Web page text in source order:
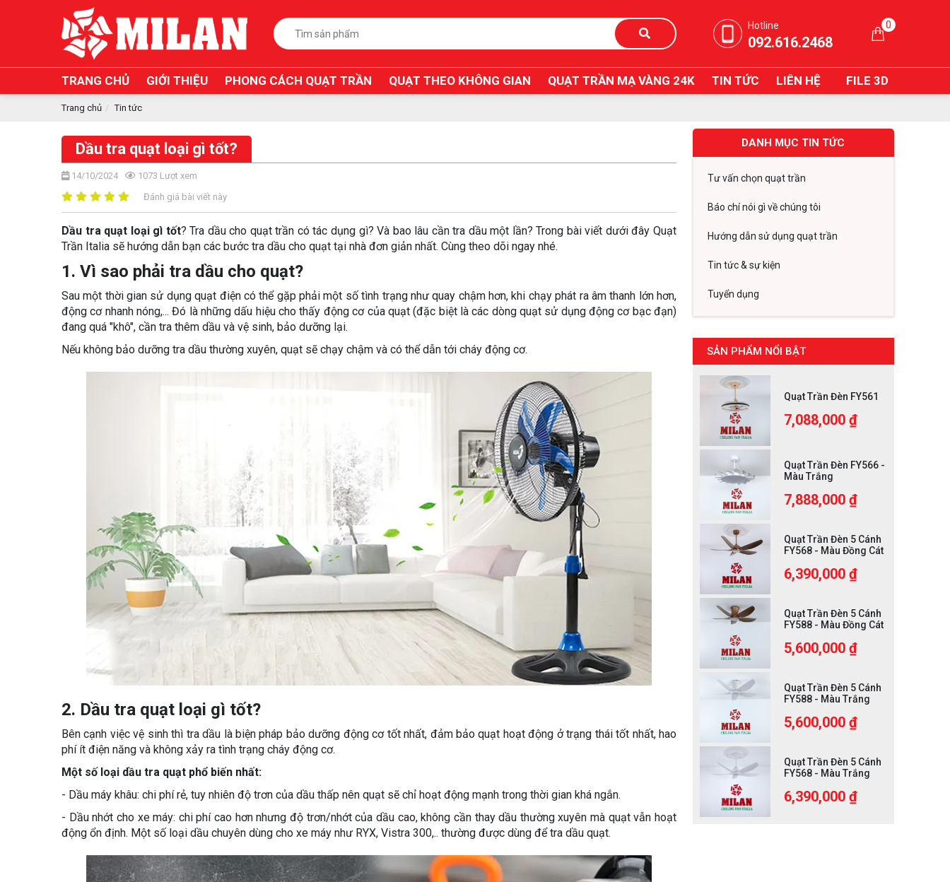
Hotline
092.616.2468
0
TRANG CHỦ GIỚI THIỆU PHONG CÁCH QUẠT TRẦN QUẠT THEO KHÔNG GIAN QUẠT TRẦN MẠ VÀNG 24K TIN TỨC LIÊN HỆ FILE 3D
Trang chủ Tin tức
Dầu tra quạt loại gì tốt?
14/10/2024 1073 Lượt xem
Đánh giá bài viết này
Dầu tra quạt loại gì tốt? Tra dầu cho quạt trần có tác dụng gì? Và bao lâu cần tra dầu một lần? Trong bài viết dưới đây Quạt
Trần Italia sẽ hướng dẫn bạn các bước tra dầu cho quạt tại nhà đơn giản nhất. Cùng theo dõi ngay nhé.
1. Vì sao phải tra dầu cho quạt?
Sau một thời gian sử dụng quạt điện có thể gặp phải một số tình trạng như quay chậm hơn, khi chạy phát ra âm thanh lớn hơn,
động cơ nhanh nóng,... Đó là những dấu hiệu cho thấy động cơ của quạt (đặc biệt là các dòng quạt sử dụng động cơ bạc đạn)
đang quá "khô", cần tra thêm dầu và vệ sinh, bảo dưỡng lại.
Nếu không bảo dưỡng tra dầu thường xuyên, quạt sẽ chạy chậm và có thể dẫn tới cháy động cơ.
2. Dầu tra quạt loại gì tốt?
Bên cạnh việc vệ sinh thì tra dầu là biện pháp bảo dưỡng động cơ tốt nhất, đảm bảo quạt hoạt động ở trạng thái tốt nhất, hao
phí ít điện năng và không xảy ra tình trạng cháy động cơ.
Một số loại dầu tra quạt phổ biến nhất:
- Dầu máy khâu: chi phí rẻ, tuy nhiên độ trơn của dầu thấp nên quạt sẽ chỉ hoạt động mạnh trong thời gian khá ngắn.
- Dầu nhớt cho xe máy: chi phí cao hơn nhưng độ trơn/nhớt của dầu cao, không cần thay dầu thường xuyên mà quạt vẫn hoạt
động ổn định. Một số loại dầu chuyên dùng cho xe máy như RYX, Vistra 300,.. thường được dùng để tra dầu quạt.
DANH MỤC TIN TỨC
Tư vấn chọn quạt trần
Báo chí nói gì về chúng tôi
Hướng dẫn sử dụng quạt trần
Tin tức & sự kiện
Tuyển dụng
SẢN PHẨM NỔI BẬT
Quạt Trần Đèn FY561
7,088,000 ₫
Quạt Trần Đèn FY566 -
Màu Trắng
7,888,000 ₫
Quạt Trần Đèn 5 Cánh
FY568 - Màu Đồng Cát
6,390,000 ₫
Quạt Trần Đèn 5 Cánh
FY588 - Màu Đồng Cát
5,600,000 ₫
Quạt Trần Đèn 5 Cánh
FY588 - Màu Trắng
5,600,000 ₫
Quạt Trần Đèn 5 Cánh
FY568 - Màu Trắng
6,390,000 ₫